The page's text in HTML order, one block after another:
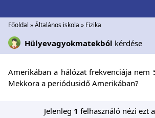
Főoldal »Általános iskola » Fizika
Hülyevagyokmatekból kérdése
Amerikában a hálózat frekvenciája nem
Mekkora a periódusidő Amerikában?
Jelenleg 1 felhasználó nézi ezt